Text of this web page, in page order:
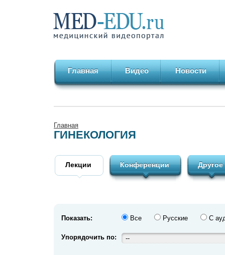
Главная Видео Новости
Главная
ГИНЕКОЛОГИЯ
Лекции Конференции Другое
Показать: Все Русские С
Упорядочить по: --